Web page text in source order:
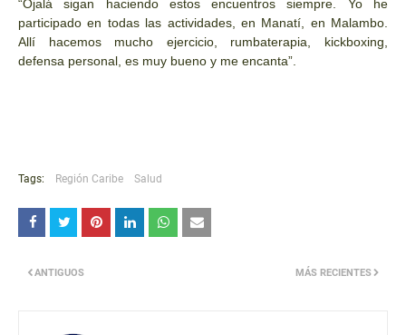
“Ojalá sigan haciendo estos encuentros siempre. Yo he
participado en todas las actividades, en Manatí, en Malambo.
Allí hacemos mucho ejercicio, rumbaterapia, kickboxing,
defensa personal, es muy bueno y me encanta”.
Tags: Región Caribe Salud
MÁS RECIENTES
ANTIGUOS